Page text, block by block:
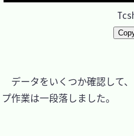
データをいくつか確認して
プ作業は一段落しました。